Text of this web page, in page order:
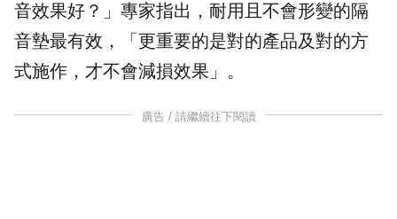
音效果好？」專家指出，耐用且不會形變的隔
音墊最有效，「更重要的是對的產品及對的方
式施作，才不會減損效果」。
廣告 / 請繼續往下閱讀